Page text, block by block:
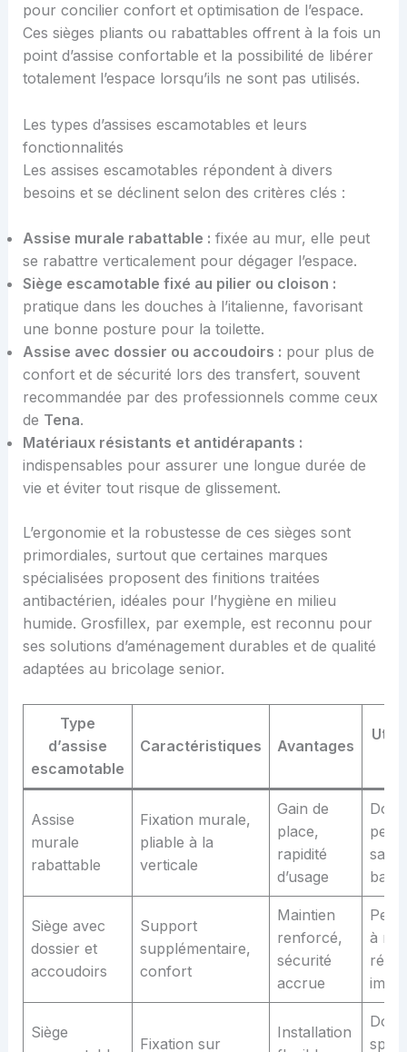
pour concilier confort et optimisation de l’espace.
Ces sièges pliants ou rabattables offrent à la fois un
point d’assise confortable et la possibilité de libérer
totalement l’espace lorsqu’ils ne sont pas utilisés.
Les types d’assises escamotables et leurs
fonctionnalités
Les assises escamotables répondent à divers
besoins et se déclinent selon des critères clés :
Assise murale rabattable : fixée au mur, elle peut
se rabattre verticalement pour dégager l’espace.
Siège escamotable fixé au pilier ou cloison :
pratique dans les douches à l’italienne, favorisant
une bonne posture pour la toilette.
Assise avec dossier ou accoudoirs : pour plus de
confort et de sécurité lors des transfert, souvent
recommandée par des professionnels comme ceux
de Tena.
Matériaux résistants et antidérapants :
indispensables pour assurer une longue durée de
vie et éviter tout risque de glissement.
L’ergonomie et la robustesse de ces sièges sont
primordiales, surtout que certaines marques
spécialisées proposent des finitions traitées
antibactérien, idéales pour l’hygiène en milieu
humide. Grosfillex, par exemple, est reconnu pour
ses solutions d’aménagement durables et de qualité
adaptées au bricolage senior.
Type
d’assise
escamotable
Caractéristiques Avantages
Assise
murale
rabattable
Fixation murale,
pliable à la
verticale
Gain de
place,
rapidité
d’usage
bain
Siège avec
dossier et
accoudoirs
Support
supplémentaire,
confort
Maintien
renforcé,
sécurité
accrue
à
Siège
Fixation sur
Installation